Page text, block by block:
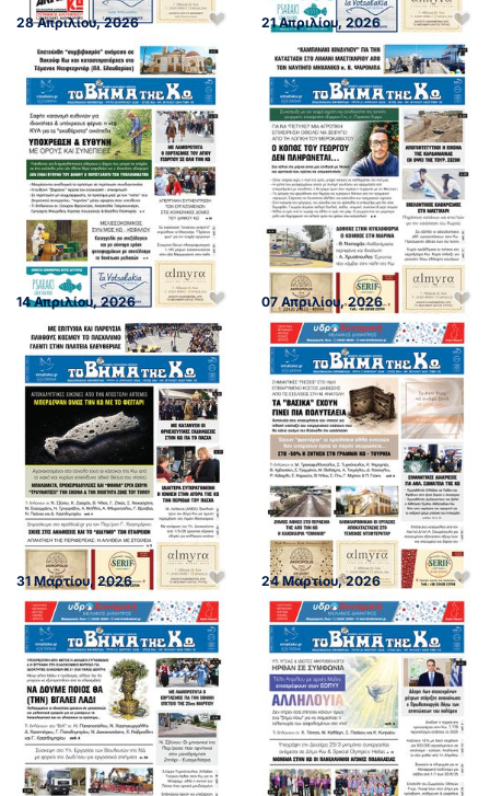
28 Απριλίου, 2026 21 Απριλίου, 2026
14 Απριλίου, 2026 07 Απριλίου, 2026
31 Μαρτίου, 2026 24 Μαρτίου, 2026